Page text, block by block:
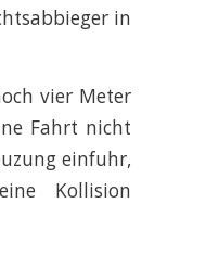
in
vier Meter
Fahrt nicht
einfuhr,
Kollision